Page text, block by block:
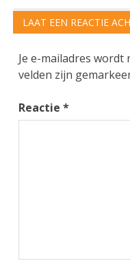
LAAT EEN REACTIE
Je e-mailadres wordt
velden zijn
Reactie*